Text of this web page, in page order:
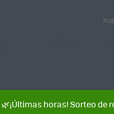
🌿¡Últimas horas! Sorteo de